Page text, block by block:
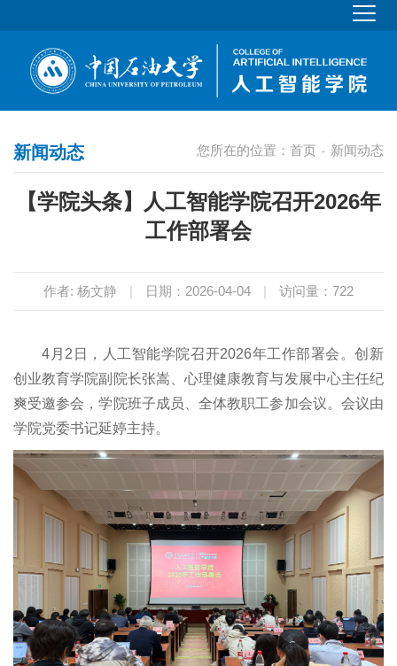
您所在的位置： 首页 - 新闻动态
新闻动态
【学院头条】人工智能学院召开2026年
工作部署会
作者: 杨文静 | 日期：2026-04-04 | 访问量： 722
4月2日，人工智能学院召开2026年工作部署会。创新
创业教育学院副院长张嵩、心理健康教育与发展中心主任纪
爽受邀参会，学院班子成员、全体教职工参加会议。会议由
学院党委书记延婷主持。